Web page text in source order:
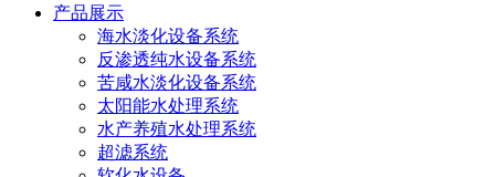
产品展示
海水淡化设备系统
反渗透纯水设备系统
苦咸水淡化设备系统
太阳能水处理系统
水产养殖水处理系统
超滤系统